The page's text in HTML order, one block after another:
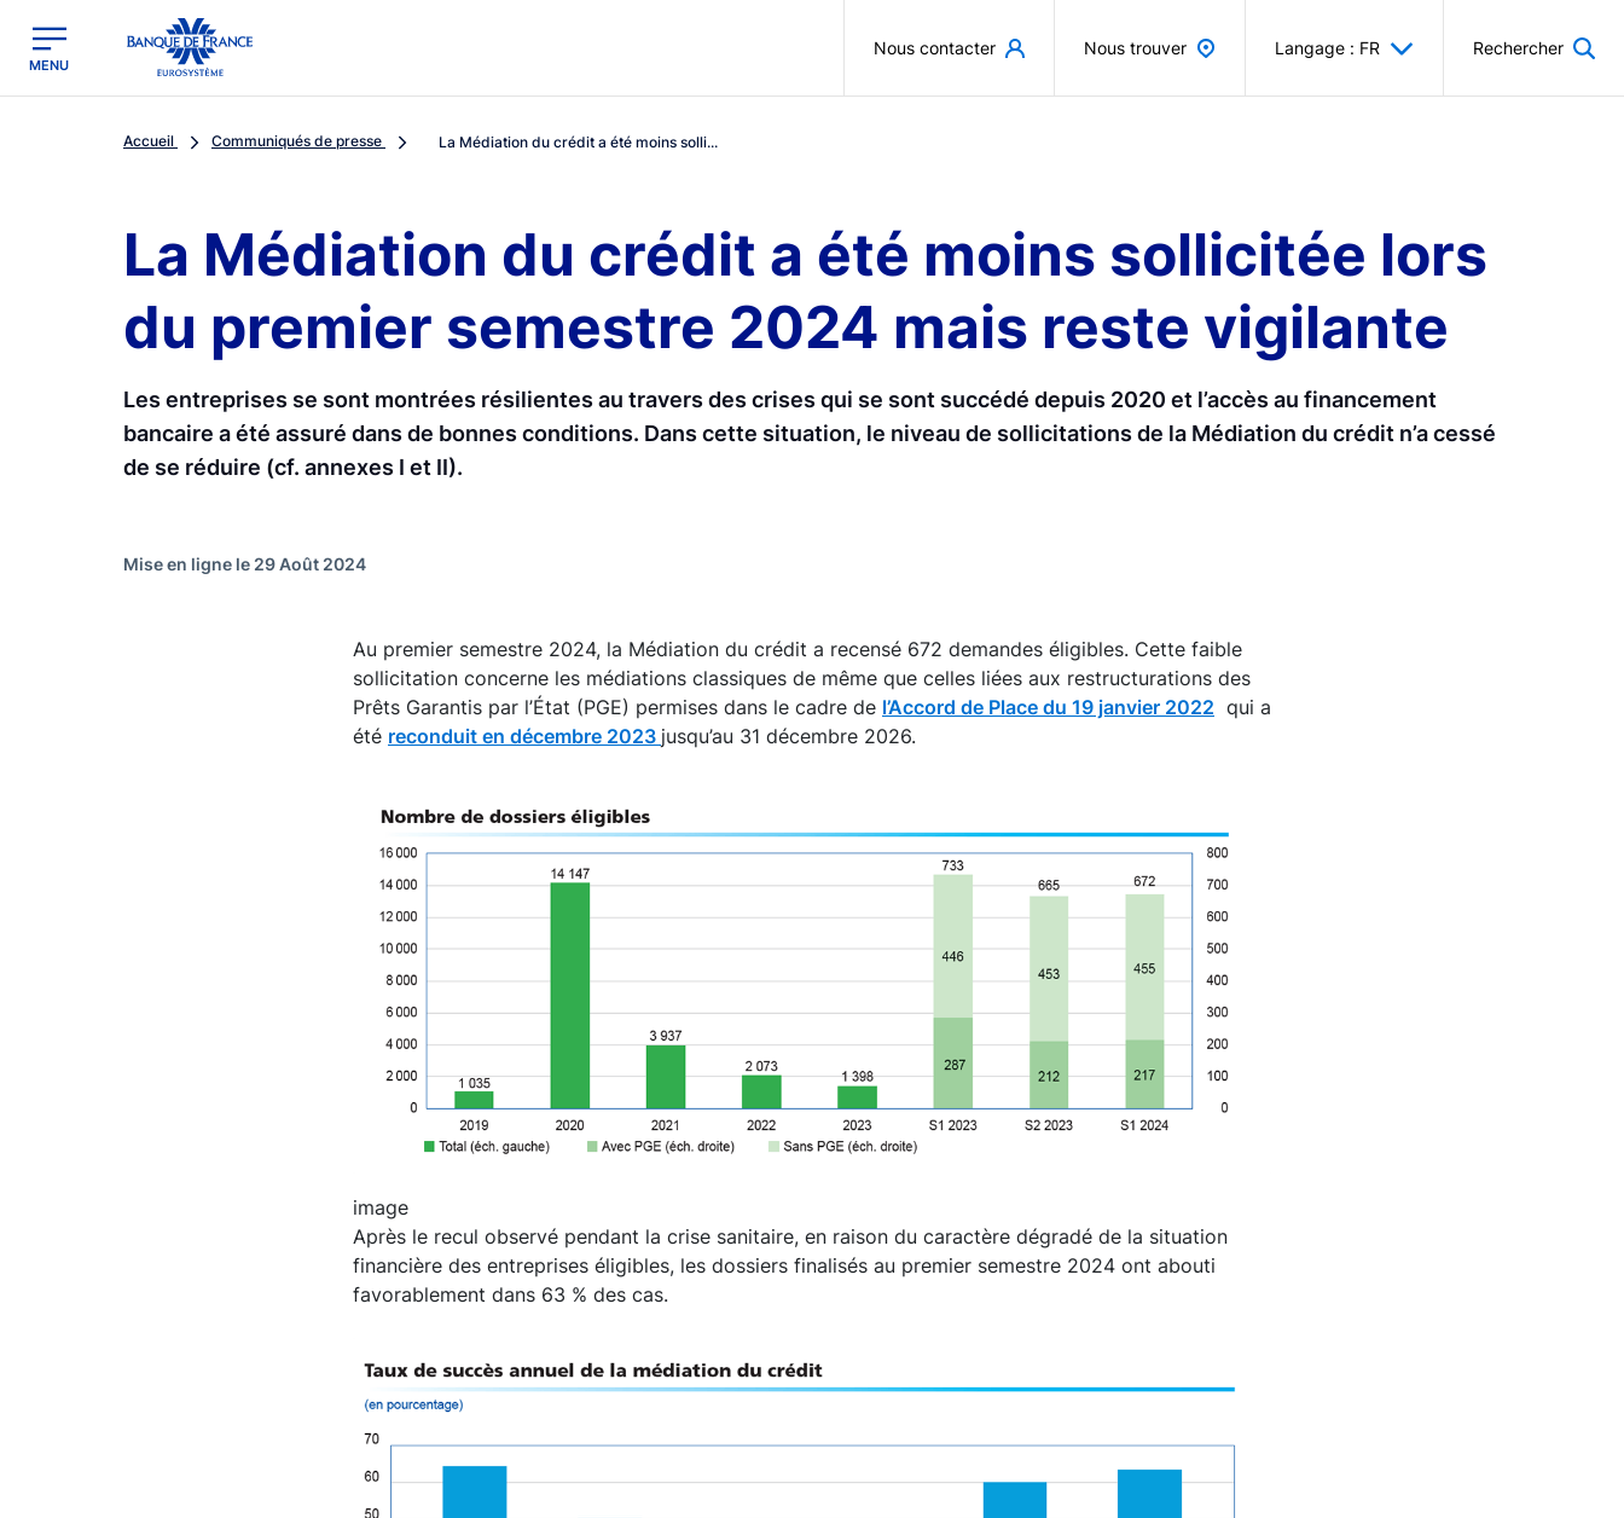
Banque de France - Menu Principal
MENU
Nous contacter Nous trouver Langage : FR Rechercher
Accueil Communiqués de presse La Médiation du crédit a été moins solli...
La Médiation du crédit a été moins sollicitée lors
du premier semestre 2024 mais reste vigilante
Les entreprises se sont montrées résilientes au travers des crises qui se sont succédé depuis 2020 et l’accès au financement
bancaire a été assuré dans de bonnes conditions. Dans cette situation, le niveau de sollicitations de la Médiation du crédit n’a cessé
de se réduire (cf. annexes I et II).
Mise en ligne le 29 Août 2024
Au premier semestre 2024, la Médiation du crédit a recensé 672 demandes éligibles. Cette faible
sollicitation concerne les médiations classiques de même que celles liées aux restructurations des
Prêts Garantis par l’État (PGE) permises dans le cadre de l’Accord de Place du 19 janvier 2022 qui a
été reconduit en décembre 2023 jusqu’au 31 décembre 2026.
image
Après le recul observé pendant la crise sanitaire, en raison du caractère dégradé de la situation
financière des entreprises éligibles, les dossiers finalisés au premier semestre 2024 ont abouti
favorablement dans 63 % des cas.